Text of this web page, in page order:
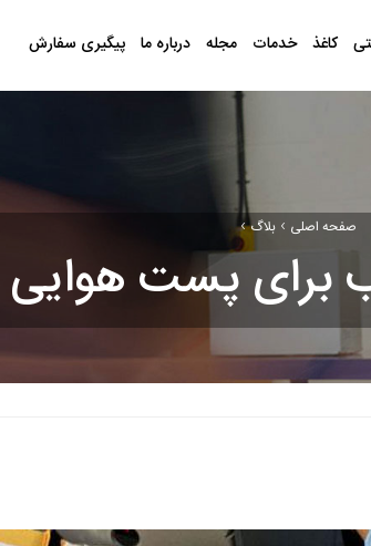
کاغذ خدمات مجله درباره ما پیگیری سفارش
صفحه اصلی › بلاگ ›
برای پست هوایی